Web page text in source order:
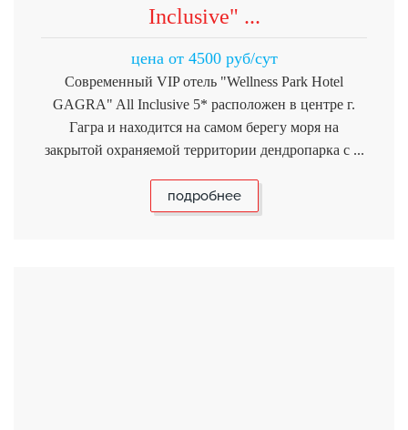
Inclusive" ...
цена от 4500 руб/сут
Современный VIP отель "Wellness Park Hotel
GAGRA" All Inclusive 5* расположен в центре г.
Гагра и находится на самом берегу моря на
закрытой охраняемой территории дендропарка с ...
подробнее